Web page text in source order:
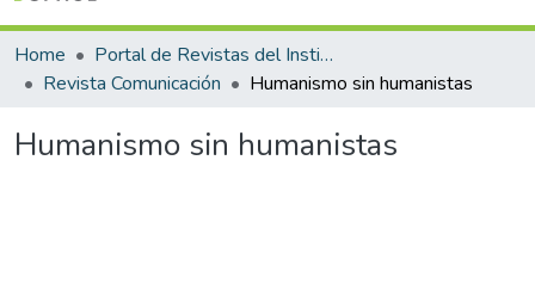
Home
Portal de Revistas del Instituto Tecnológico de Costa Rica
Revista Comunicación
Humanismo sin humanistas
Humanismo sin humanistas